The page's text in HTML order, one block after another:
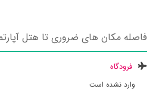
فاصله مکان های ضروری تا هتل
فرودگاه
وارد نشده است